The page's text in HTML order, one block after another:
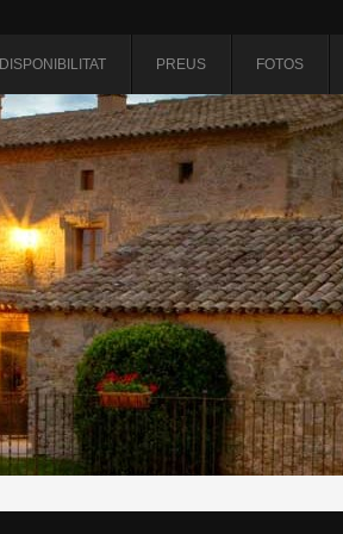
DISPONIBILITAT PREUS FOTOS